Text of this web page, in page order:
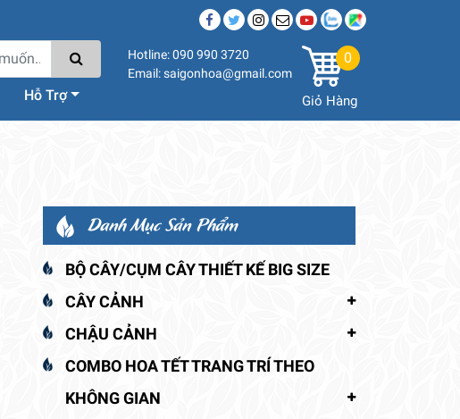
Hỗ Trợ
Hotline: 090 990 3720
Email: saigonhoa@gmail.com
0
Giỏ Hàng
Danh Mục Sản Phẩm
BỘ CÂY/CỤM CÂY THIẾT KẾ BIG SIZE
CÂY CẢNH
CHẬU CẢNH
COMBO HOA TẾT TRANG TRÍ THEO
KHÔNG GIAN